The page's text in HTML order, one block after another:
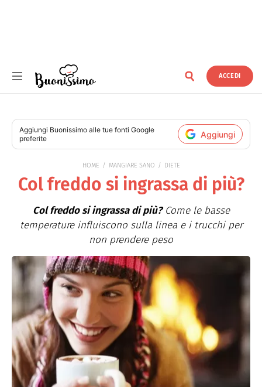
ACCEDI
Aggiungi Buonissimo alle tue fonti Google
preferite
Aggiungi
HOME MANGIARE SANO DIETE
Col freddo si ingrassa di più?
Col freddo si ingrassa di più?Come le basse
temperature influiscono sulla linea e i trucchi per
non prendere peso